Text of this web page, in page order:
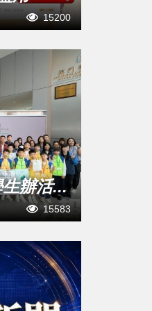
15200
辦活...
15583